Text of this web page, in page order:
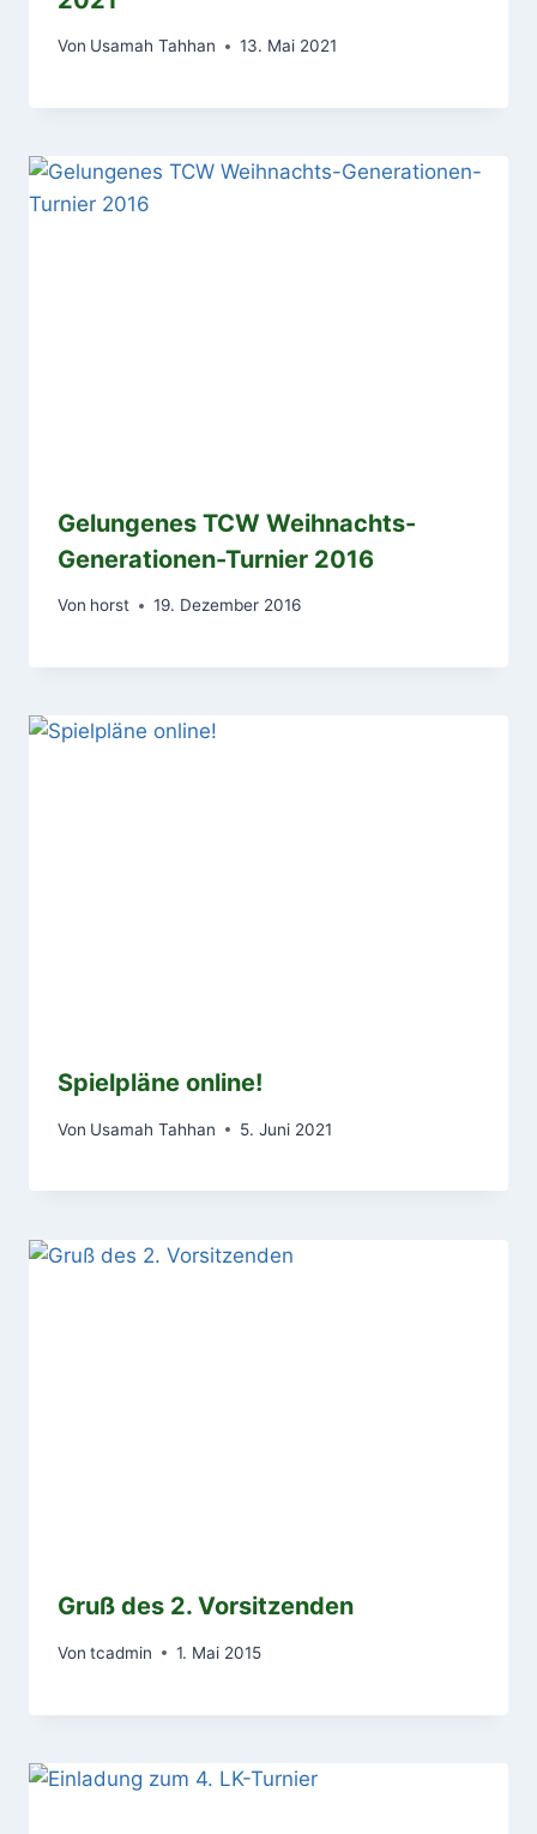
Von Usamah Tahhan 13. Mai 2021
Gelungenes TCW Weihnachts-
Generationen-Turnier 2016
Von horst 19. Dezember 2016
Spielpläne online!
Von Usamah Tahhan 5. Juni 2021
Gruß des 2. Vorsitzenden
Von tcadmin 1. Mai 2015